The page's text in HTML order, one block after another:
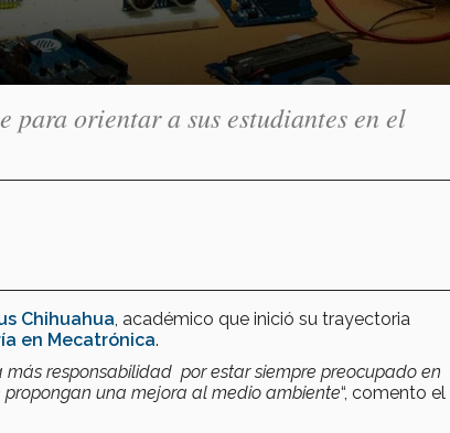
para orientar a sus estudiantes en el
Chihuahua , académico que inició su trayectoria
en Mecatrónica.
responsabilidad por estar siempre preocupado en
una mejora al medio ambiente“, comento el